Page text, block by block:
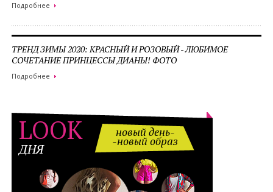
Подробнее
ТРЕНД ЗИМЫ 2020: КРАСНЫЙ И РОЗОВЫЙ - ЛЮБИМОЕ
СОЧЕТАНИЕ ПРИНЦЕССЫ ДИАНЫ! ФОТО
Подробнее
LOOK
ДНЯ
новый день-
-новый образ